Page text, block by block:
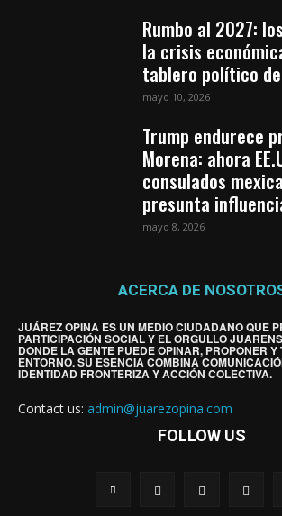
Rumbo al 2027:
la crisis
tablero político
mayo 10, 2026
Trump endurece
Morena: ahora
consulados
presunta
mayo 8, 2026
ACERCA DE
JUÁREZ OPINA ES UN MEDIO CIUDADANO QUE
PARTICIPACIÓN SOCIAL Y EL ORGULLO
DONDE LA GENTE PUEDE OPINAR, PROPONER
ENTORNO. SU ESENCIA COMBINA
IDENTIDAD FRONTERIZA Y ACCIÓN COLECTIVA.
Contact us: admin@juarezopina.com
FOLLOW US